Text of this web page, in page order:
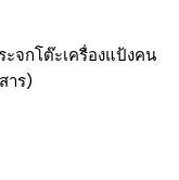
จกโต๊ะเครื่องแป้งคน
าร)